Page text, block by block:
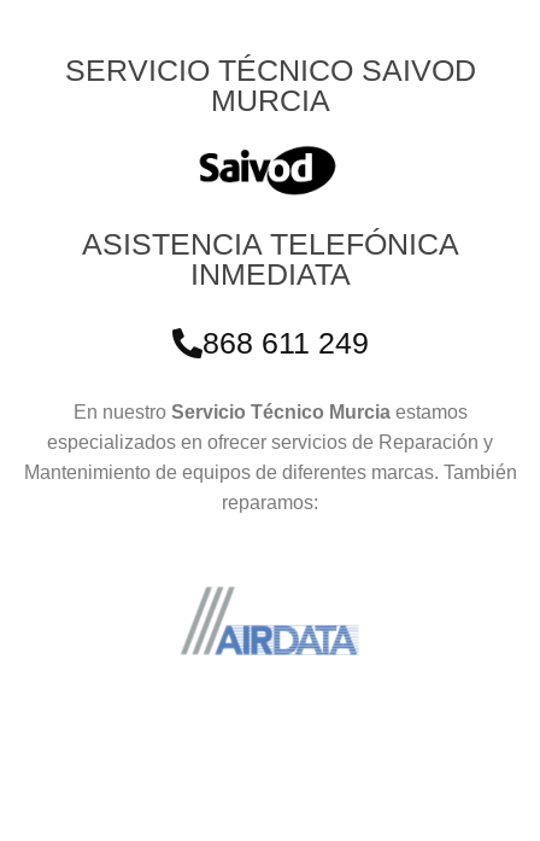
SERVICIO TÉCNICO SAIVOD
MURCIA
ASISTENCIA TELEFÓNICA
INMEDIATA
868 611 249
En nuestro Servicio Técnico Murciaestamos
especializados en ofrecer servicios de Reparación y
Mantenimiento de equipos de diferentes marcas. También
reparamos: